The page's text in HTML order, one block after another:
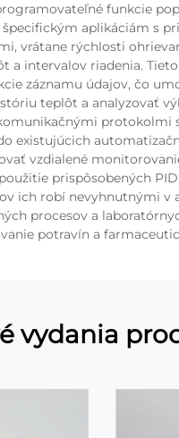
funkcie
aplikáciám s
vrátane rýchlosti
a intervalov riadenia.
záznamu údajov, čo
teplôt a analyzovať
protokolmi
existujúcich
vzdialené
prispôsobených
ich robí nevyhnutnými v
procesov a
potravín a
vydania